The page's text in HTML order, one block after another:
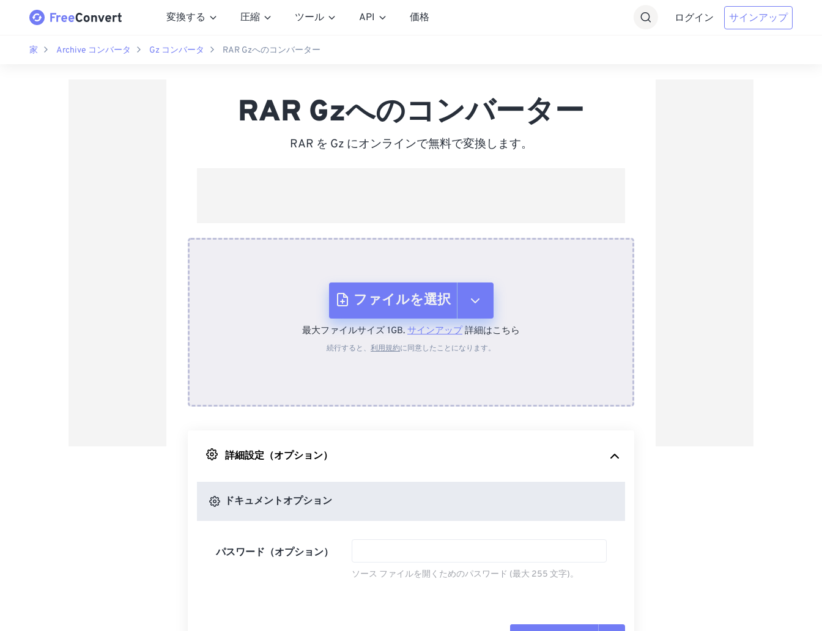
変換する 圧縮 ツール API 価格 ログイン サインアップ
家 Archive コンバータ Gz コンバータ RAR Gzへのコンバーター
RAR Gzへのコンバーター
RAR を Gz にオンラインで無料で変換します。
ファイルを選択
デバイスから
最大ファイルサイズ 1GB. サインアップ詳細はこちら
続行すると、 利用規約に同意したことになります。
詳細設定（オプション）
ドキュメントオプション
パスワード（オプション）
ソース ファイルを開くためのパスワード (最大 255 文字)。